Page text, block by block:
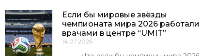
Если бы мировые звёзды
чемпионата мира 2026 работали
врачами в центре “UMIT”
14.07.2026